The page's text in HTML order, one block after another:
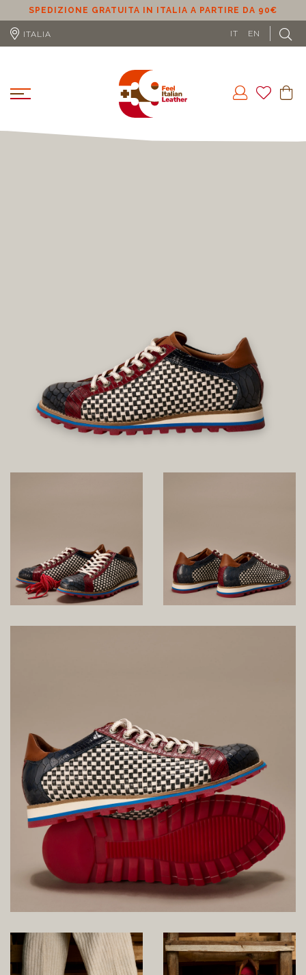
IN ITALIA A PARTIRE DA 90€ SPEDIZIONE
ITALIA IT EN